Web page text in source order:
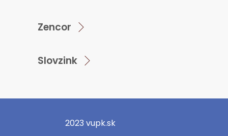
Zencor
Slovzink
2023 vupk.sk